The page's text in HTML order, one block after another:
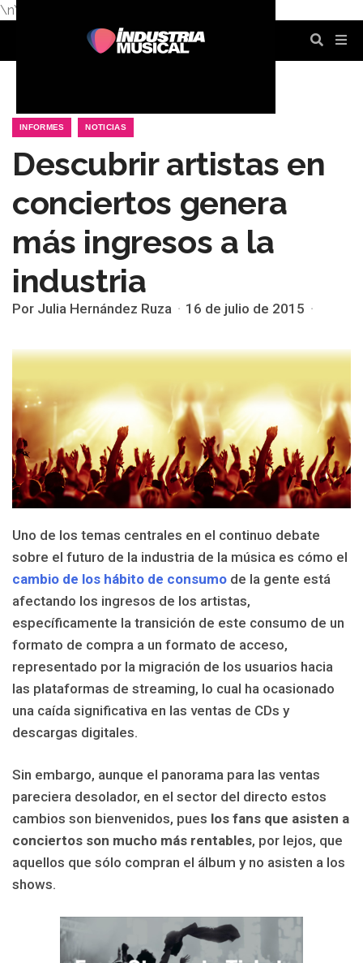
\n\n
INFORMES NOTICIAS
Descubrir artistas en
conciertos genera
más ingresos a la
industria
Por Julia Hernández Ruza 16 de julio de 2015
Uno de los temas centrales en el continuo debate
sobre el futuro de la industria de la música es cómo el
cambio de los hábito de consumo de la gente está
afectando los ingresos de los artistas,
específicamente la transición de este consumo de un
formato de compra a un formato de acceso,
representado por la migración de los usuarios hacia
las plataformas de streaming, lo cual ha ocasionado
una caída significativa en las ventas de CDs y
descargas digitales.
Sin embargo, aunque el panorama para las ventas
pareciera desolador, en el sector del directo estos
cambios son bienvenidos, pues los fans que asisten a
conciertos son mucho más rentables, por lejos, que
aquellos que sólo compran el álbum y no asisten a los
shows.